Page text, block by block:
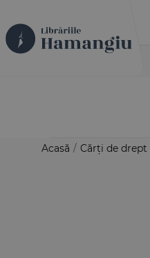
Acasă / Cărți de drept